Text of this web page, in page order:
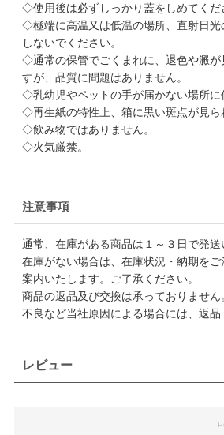
◇使用後は必ずしっかり蓋をしめてくだ
◇極端に高温又は低温の場所、直射日光
しないでください。
◇通常の保管でごくまれに、退色や澱が
すが、品質に問題はありません。
◇乳幼児やペットの手が届かない場所に
◇再生紙の特性上、箱に黒い斑点が見ら
◇飲み物ではありません。
◇火気厳禁。
注意事項
通常、在庫がある商品は１～３日で発送
在庫がない場合は、在庫状況・納期を
案内いたします。ご了承ください。
商品の返品及び交換は承っておりませ
不良など当社原因による場合には、返品
レビュー